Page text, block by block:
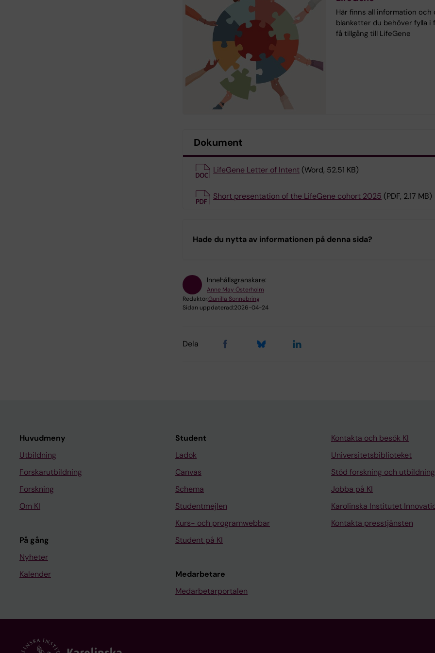
Här finns all information och
blanketter du behöver fylla i
få tillgång till LifeGene
Dokument
LifeGene Letter of Intent (Word, 52.51 KB)
Short presentation of the LifeGene cohort 2025 (PDF, 2.17 MB)
Hade du nytta av informationen på denna sida?
Innehållsgranskare:
Anne May Österholm
Redaktör:Gunilla Sonnebring
Sidan uppdaterad:2026-04-24
Dela
Huvudmeny
Utbildning
Forskarutbildning
Forskning
Om KI
På gång
Nyheter
Kalender
Student
Ladok
Canvas
Schema
Studentmejlen
Kurs- och programwebbar
Student på KI
Medarbetare
Medarbetarportalen
Kontakta och besök KI
Universitetsbiblioteket
Stöd forskning och utbildning
Jobba på KI
Karolinska Institutet
Kontakta presstjänsten